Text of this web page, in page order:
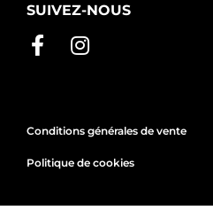
SUIVEZ-NOUS
Conditions générales de vente
Politique de cookies